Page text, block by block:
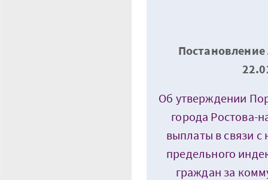
Об утверждении
города Ростова-
выплаты в связи
предельного
граждан за